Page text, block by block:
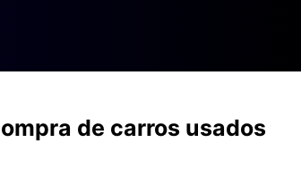
de carros usados